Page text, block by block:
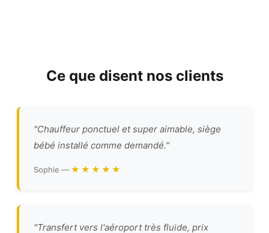
Ce que disent nos clients
"Chauffeur ponctuel et super aimable, siège
bébé installé comme demandé."
Sophie — ★★★★★
"Transfert vers l'aéroport très fluide, prix